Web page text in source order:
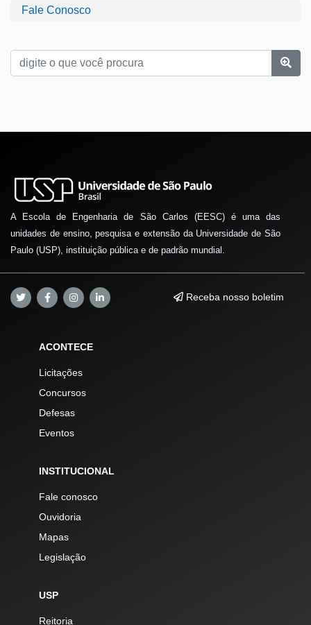
Fale Conosco
A Escola de Engenharia de São Carlos (EESC) é uma das
unidades de ensino, pesquisa e extensão da Universidade de São
Paulo (USP), instituição pública e de padrão mundial.
Receba nosso boletim
ACONTECE
Licitações
Concursos
Defesas
Eventos
INSTITUCIONAL
Fale conosco
Ouvidoria
Mapas
Legislação
USP
Reitoria